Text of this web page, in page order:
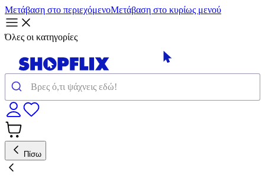
Μετάβαση στο περιεχόμενοΜετάβαση στο κυρίως μενού
Όλες οι κατηγορίες
Πίσω